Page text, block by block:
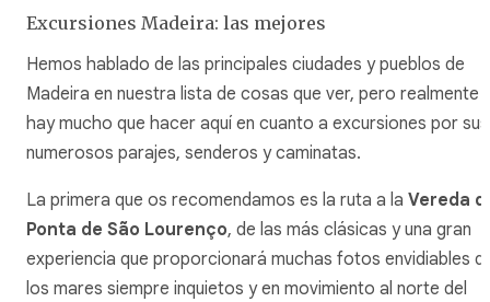
Excursiones Madeira: las mejores
Hemos hablado de las principales ciudades y pueblos de
Madeira en nuestra lista de cosas que ver, pero realmente
hay mucho que hacer aquí en cuanto a excursiones por sus
numerosos parajes, senderos y caminatas.
La primera que os recomendamos es la ruta a la Vereda
Ponta de São Lourenço, de las más clásicas y una gran
experiencia que proporcionará muchas fotos envidiables
los mares siempre inquietos y en movimiento al norte del